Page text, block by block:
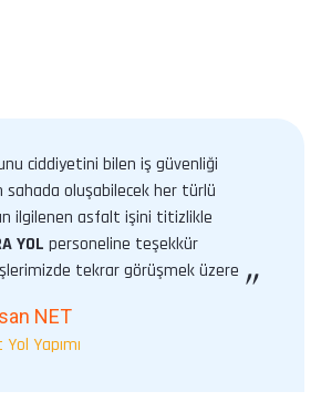
ciddiyetini bilen iş güvenliği
sahada oluşabilecek her türlü
ilgilenen asfalt işini titizlikle
YOL personeline teşekkür
tekrar görüşmek üzere ”
NET
Yapımı